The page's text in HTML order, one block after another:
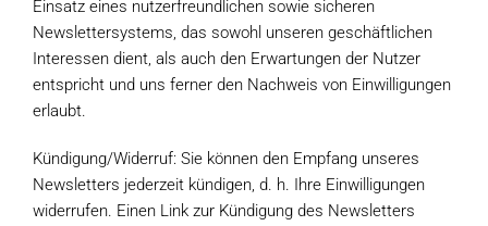
Einsatz eines nutzerfreundlichen sowie sicheren
Newslettersystems, das sowohl unseren geschäftlichen
Interessen dient, als auch den Erwartungen der Nutzer
entspricht und uns ferner den Nachweis von Einwilligungen
erlaubt.
Kündigung/Widerruf: Sie können den Empfang unseres
Newsletters jederzeit kündigen, d. h. Ihre Einwilligungen
widerrufen. Einen Link zur Kündigung des Newsletters